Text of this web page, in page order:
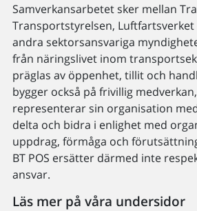
Samverkansarbetet sker mellan
Transportstyrelsen, Luftfartsverket
andra sektorsansvariga
från näringslivet inom
präglas av öppenhet, tillit och
bygger också på frivillig
representerar sin organisation
delta och bidra i enlighet med
uppdrag, förmåga och
BT POS ersätter därmed inte
ansvar.
Läs mer på våra undersidor